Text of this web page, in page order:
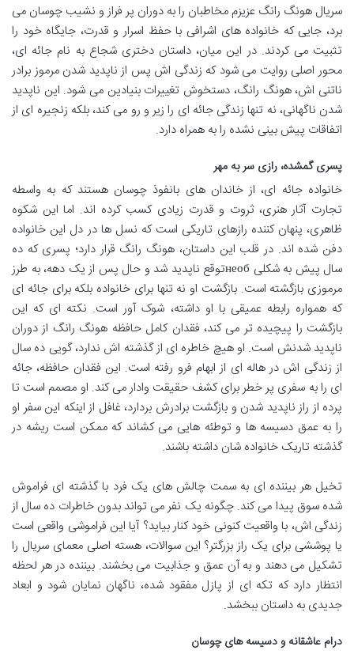
سریال هونگ رانگ عزیزم مخاطبان را به دوران پر فراز و نشیب چوسان می
برد، جایی که خانواده های اشرافی با حفظ اسرار و قدرت، جایگاه خود را
تثبیت می کردند. در این میان، داستان دختری شجاع به نام جائه ای،
محور اصلی روایت می شود که زندگی اش پس از ناپدید شدن مرموز برادر
ناتنی اش، هونگ رانگ، دستخوش تغییرات بنیادین می شود. این ناپدید
شدن ناگهانی، نه تنها زندگی جائه ای را زیر و رو می کند، بلکه زنجیره ای از
اتفاقات پیش بینی نشده را به همراه دارد.
پسری گمشده، رازی سر به مهر
خانواده جائه ای، از خاندان های بانفوذ چوسان هستند که به واسطه
تجارت آثار هنری، ثروت و قدرت زیادی کسب کرده اند. اما این شکوه
ظاهری، پنهان کننده رازهای تاریکی است که نسل ها در دل این خانواده
دفن شده اند. در قلب این داستان، هونگ رانگ قرار دارد؛ پسری که ده
سال پیش به شکلی необتوقع ناپدید شد و حال پس از یک دهه، به طرز
مرموزی بازگشته است. بازگشت او نه تنها برای خانواده بلکه برای جائه ای
که همواره رابطه عمیقی با او داشته، شوک آور است. نکته ای که این
بازگشت را پیچیده تر می کند، فقدان کامل حافظه هونگ رانگ از دوران
ناپدید شدنش است. او هیچ خاطره ای از گذشته اش ندارد، گویی ده سال
از زندگی اش در هاله ای از ابهام فرو رفته است. این فقدان حافظه، جائه
ای را به سفری پر خطر برای کشف حقیقت وادار می کند. او مصمم است تا
پرده از راز ناپدید شدن و بازگشت برادرش بردارد، غافل از اینکه این سفر او
را به عمق دسیسه ها و توطئه هایی می کشاند که ممکن است ریشه در
گذشته تاریک خانواده شان داشته باشند.
تخیل هر بیننده ای به سمت چالش های یک فرد با گذشته ای فراموش
شده سوق پیدا می کند. چگونه یک نفر می تواند بدون خاطرات ده سال از
زندگی اش، با واقعیت کنونی خود کنار بیاید؟ آیا این فراموشی واقعی است
یا پوششی برای یک راز بزرگتر؟ این سوالات، هسته اصلی معمای سریال را
تشکیل می دهند و به آن عمق و جذابیت می بخشند. بیننده در هر لحظه
انتظار دارد که تکه ای از پازل مفقود شده، ناگهان نمایان شود و ابعاد
جدیدی به داستان ببخشد.
درام عاشقانه و دسیسه های چوسان